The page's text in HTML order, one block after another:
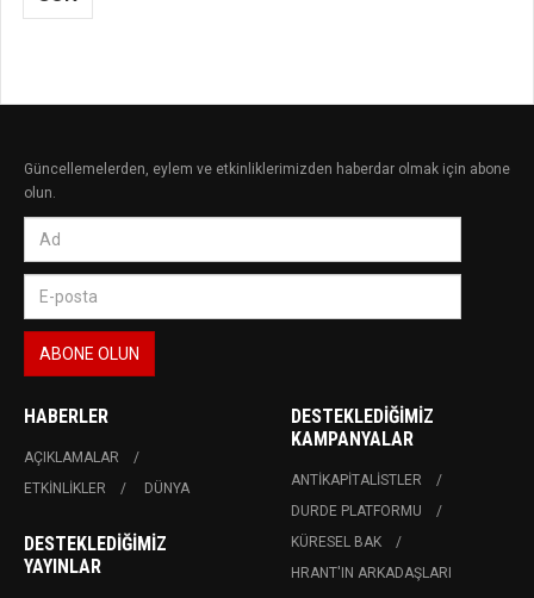
Güncellemelerden, eylem ve etkinliklerimizden haberdar olmak için abone
olun.
HABERLER
AÇIKLAMALAR
ETKINLIKLER
DÜNYA
DESTEKLEDIĞIMIZ
YAYINLAR
DESTEKLEDIĞIMIZ
KAMPANYALAR
ANTIKAPITALISTLER
DURDE PLATFORMU
KÜRESEL BAK
HRANT'IN ARKADAŞLARI